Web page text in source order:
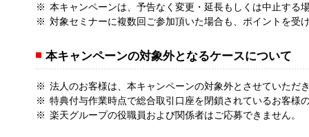
本キャンペーンは、予告なく変更・延長もしくは中止する
対象セミナーに複数回ご参加頂いた場合も、ポイントを受
本キャンペーンの対象外となるケースについて
法人のお客様は、本キャンペーンの対象外とさせていただ
特典付与作業時点で総合取引口座を閉鎖されているお客様
楽天グループの役職員および関係者はご応募できません。